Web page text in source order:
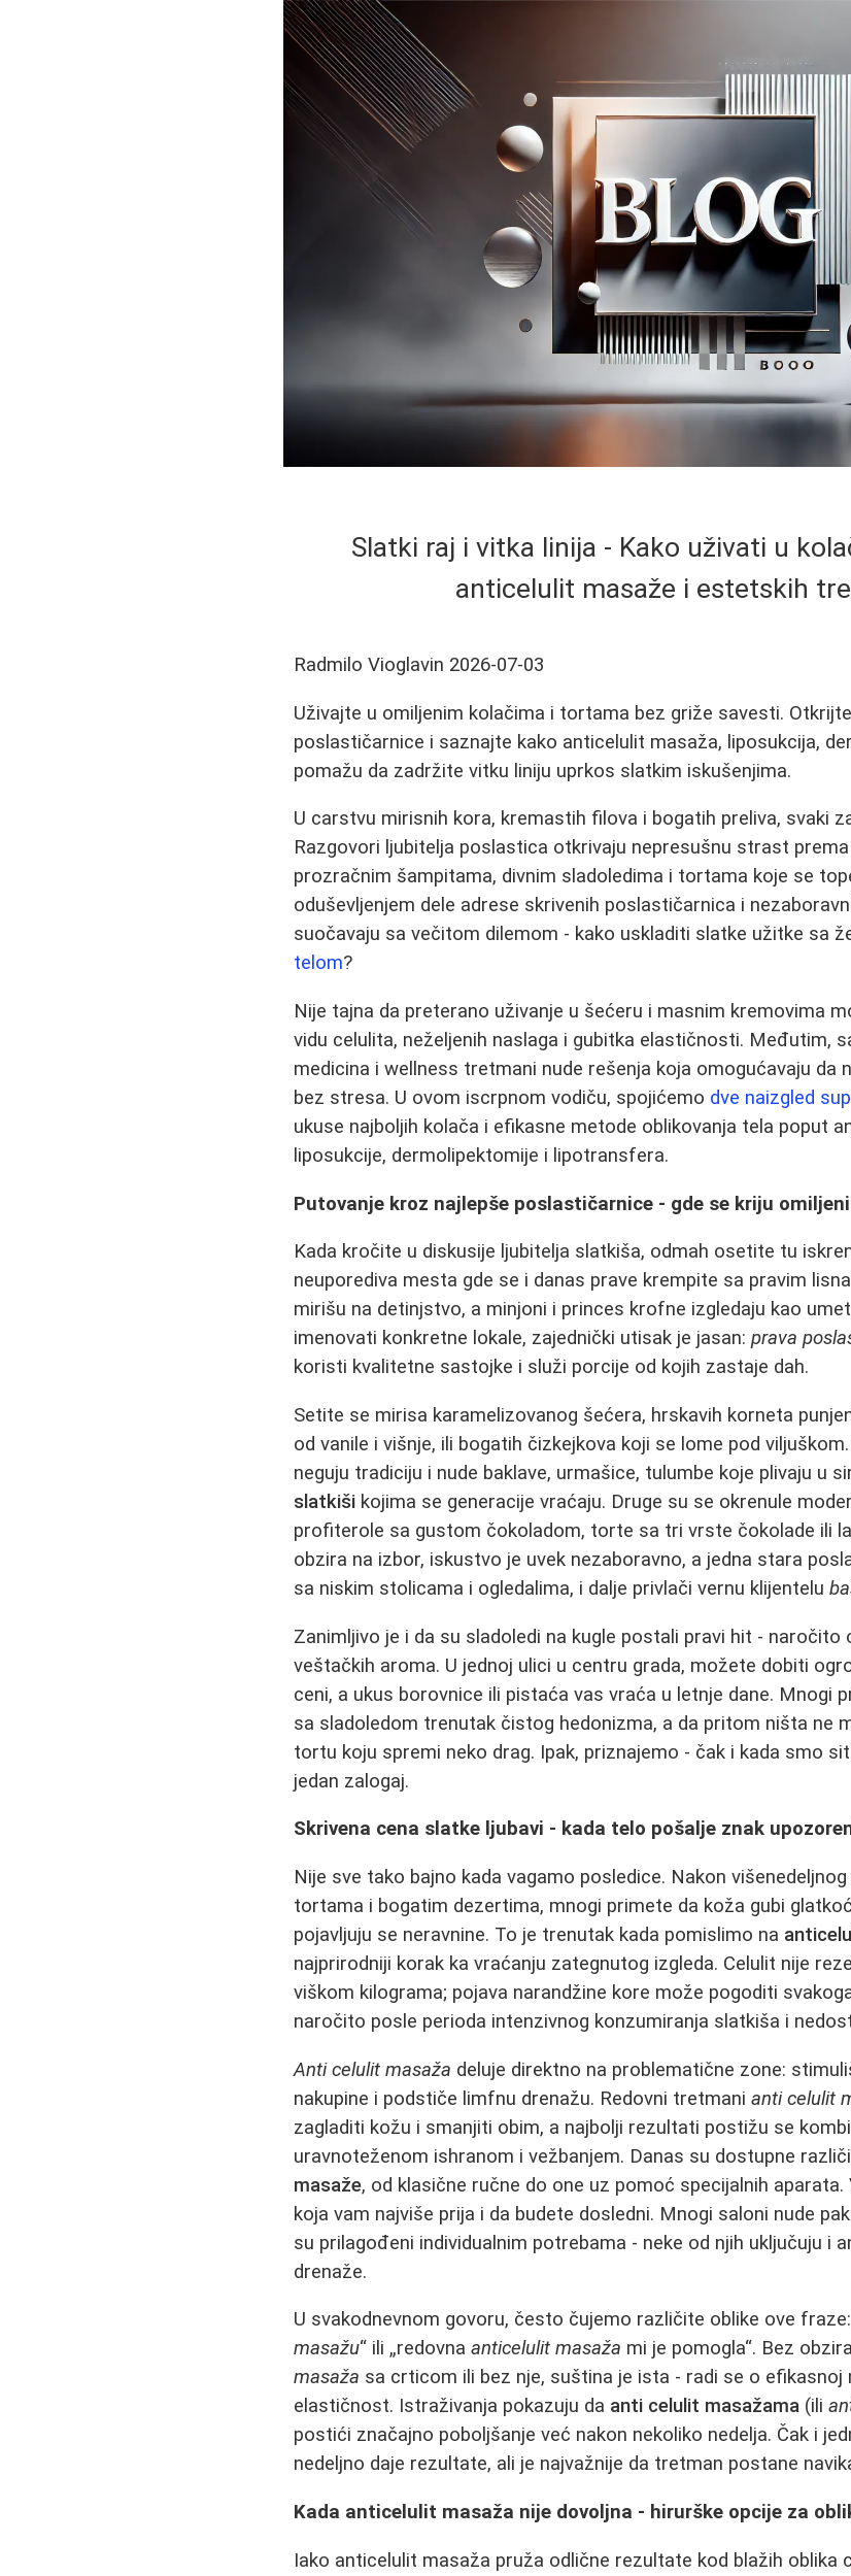
Slatki raj i vitka linija - Kako uživati u
anticelulit masaže i estetskih
Radmilo Vioglavin 2026-07-03
Uživajte u omiljenim kolačima i tortama bez griže savesti.
poslastičarnice i saznajte kako anticelulit masaža, liposukcija,
pomažu da zadržite vitku liniju uprkos slatkim iskušenjima.
U carstvu mirisnih kora, kremastih filova i bogatih preliva, svaki
Razgovori ljubitelja poslastica otkrivaju nepresušnu strast
prozračnim šampitama, divnim sladoledima i tortama koje se
oduševljenjem dele adrese skrivenih poslastičarnica i
suočavaju sa večitom dilemom - kako uskladiti slatke užitke sa
telom?
Nije tajna da preterano uživanje u šećeru i masnim kremovima
vidu celulita, neželjenih naslaga i gubitka elastičnosti. Međutim,
medicina i wellness tretmani nude rešenja koja omogućavaju da
bez stresa. U ovom iscrpnom vodiču, spojićemo dve naizgled
ukuse najboljih kolača i efikasne metode oblikovanja tela poput
liposukcije, dermolipektomije i lipotransfera.
Putovanje kroz najlepše poslastičarnice - gde se kriju
Kada kročite u diskusije ljubitelja slatkiša, odmah osetite tu
neuporediva mesta gde se i danas prave krempite sa pravim
mirišu na detinjstvo, a minjoni i princes krofne izgledaju kao
imenovati konkretne lokale, zajednički utisak je jasan:prava
koristi kvalitetne sastojke i služi porcije od kojih zastaje dah.
Setite se mirisa karamelizovanog šećera, hrskavih korneta
od vanile i višnje, ili bogatih čizkejkova koji se lome pod
neguju tradiciju i nude baklave, urmašice, tulumbe koje plivaju u
slatkiši kojima se generacije vraćaju. Druge su se okrenule
profiterole sa gustom čokoladom, torte sa tri vrste čokolade ili
obzira na izbor, iskustvo je uvek nezaboravno, a jedna stara
sa niskim stolicama i ogledalima, i dalje privlači vernu klijentelu
Zanimljivo je i da su sladoledi na kugle postali pravi hit - naročito
veštačkih aroma. U jednoj ulici u centru grada, možete dobiti
ceni, a ukus borovnice ili pistaća vas vraća u letnje dane. Mnogi
sa sladoledom trenutak čistog hedonizma, a da pritom ništa ne
tortu koju spremi neko drag. Ipak, priznajemo - čak i kada smo
jedan zalogaj.
Skrivena cena slatke ljubavi - kada telo pošalje znak
Nije sve tako bajno kada vagamo posledice. Nakon
tortama i bogatim dezertima, mnogi primete da koža gubi
pojavljuju se neravnine. To je trenutak kada pomislimo na
najprirodniji korak ka vraćanju zategnutog izgleda. Celulit nije
viškom kilograma; pojava narandžine kore može pogoditi
naročito posle perioda intenzivnog konzumiranja slatkiša i
Anti celulit masaža deluje direktno na problematične zone:
nakupine i podstiče limfnu drenažu. Redovni tretmanianti celulit
zagladiti kožu i smanjiti obim, a najbolji rezultati postižu se
uravnoteženom ishranom i vežbanjem. Danas su dostupne
masaže, od klasične ručne do one uz pomoć specijalnih
koja vam najviše prija i da budete dosledni. Mnogi saloni nude
su prilagođeni individualnim potrebama - neke od njih uključuju i
drenaže.
U svakodnevnom govoru, često čujemo različite oblike ove
masažu“ ili „redovnaanticelulit masaža mi je pomogla“. Bez
masaža sa crticom ili bez nje, suština je ista - radi se o efikasnoj
elastičnost. Istraživanja pokazuju da anti celulit masažama (ili
postići značajno poboljšanje već nakon nekoliko nedelja. Čak i
nedeljno daje rezultate, ali je najvažnije da tretman postane
Kada anticelulit masaža nije dovoljna - hirurške opcije za
Iako anticelulit masaža pruža odlične rezultate kod blažih oblika